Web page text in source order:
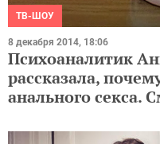
ТВ-ШОУ
8 декабря 2014, 18:06
Психоаналитик
рассказала,
анального секса.